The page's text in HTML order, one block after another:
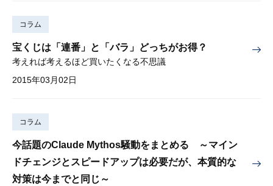
コラム
宝くじは「連番」と「バラ」どっちがお得？
考えれば考えるほど買いたくなる不思議
2015年03月02日
コラム
今話題のClaude Mythos騒動をまとめる ～マイン
ドチェンジとスピードアップは必要だが、本質的な
対策は今までと同じ～